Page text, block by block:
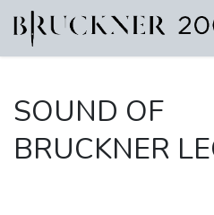
SOUND OF
BRUCKNER